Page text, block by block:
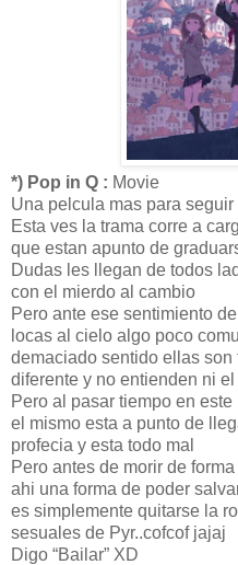
*) Pop in Q : Movie
Una pelcula mas para
Esta ves la trama corre a
que estan apunto de
Dudas les llegan de todos
con el mierdo al cambio
Pero ante ese sentimiento
locas al cielo algo poco
demaciado sentido ellas
diferente y no entienden ni
Pero al pasar tiempo en
el mismo esta a punto de
profecia y esta todo mal
Pero antes de morir de
ahi una forma de poder
es simplemente quitarse la
sesuales de Pyr..cofcof jajaj
Digo “Bailar” XD